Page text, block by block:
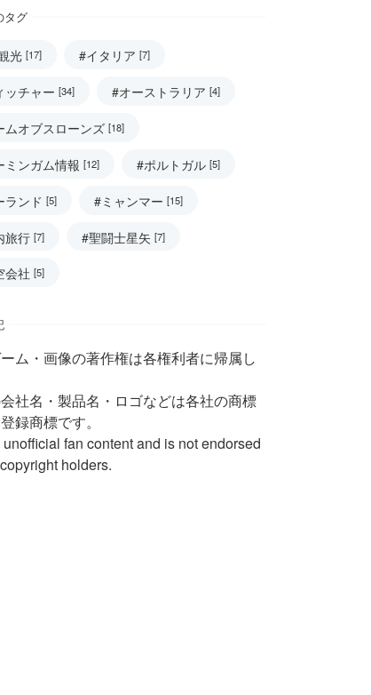
タグ
光 [17] #イタリア [7]
ッチャー [34] #オーストラリア [4]
ムオブスローンズ [18]
ミンガム情報 [12] #ポルトガル [5]
ランド [5] #ミャンマー [15]
旅行 [7] #聖闘士星矢 [7]
会社 [5]
ム・画像の著作権は各権利者に帰属し
社名・製品名・ロゴなどは各社の商標
録商標です。
fan content and is not endorsed
holders.